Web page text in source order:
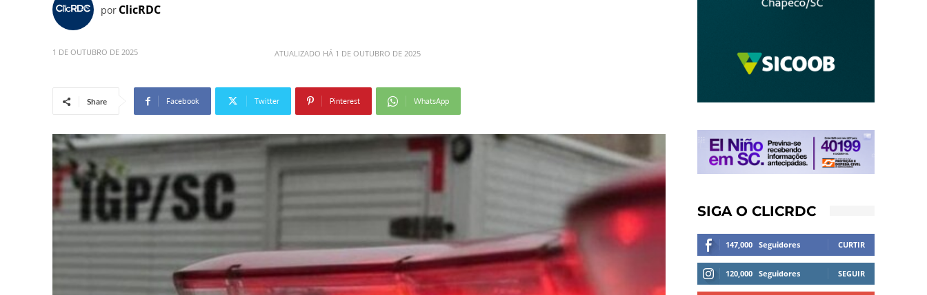
por ClicRDC
1 DE OUTUBRO DE 2025 ATUALIZADO HÁ 1 DE OUTUBRO DE 2025
Share Facebook Twitter Pinterest WhatsApp
SIGA O CLICRDC
147,000 Seguidores CURTIR
120,000 Seguidores SEGUIR